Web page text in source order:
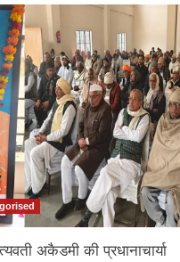
अकैडमी की प्रधानाचार्या